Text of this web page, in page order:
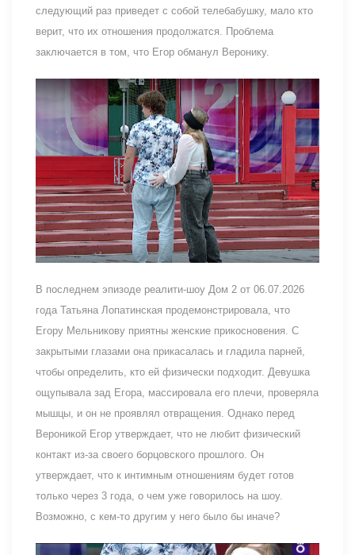
следующий раз приведет с собой телебабушку, мало кто
верит, что их отношения продолжатся. Проблема
заключается в том, что Егор обманул Веронику.
В последнем эпизоде реалити-шоу Дом 2 от 06.07.2026
года Татьяна Лопатинская продемонстрировала, что
Егору Мельникову приятны женские прикосновения. С
закрытыми глазами она прикасалась и гладила парней,
чтобы определить, кто ей физически подходит. Девушка
ощупывала зад Егора, массировала его плечи, проверяла
мышцы, и он не проявлял отвращения. Однако перед
Вероникой Егор утверждает, что не любит физический
контакт из-за своего борцовского прошлого. Он
утверждает, что к интимным отношениям будет готов
только через 3 года, о чем уже говорилось на шоу.
Возможно, с кем-то другим у него было бы иначе?